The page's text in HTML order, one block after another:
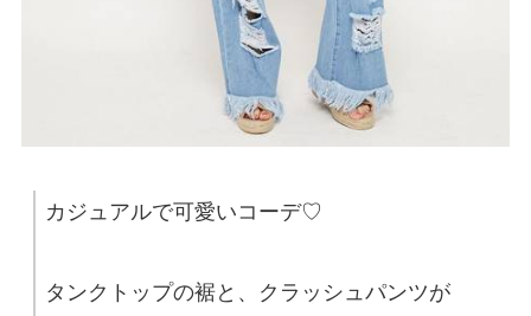
カジュアルで可愛いコーデ♡
タンクトップの裾と、クラッシュパンツが